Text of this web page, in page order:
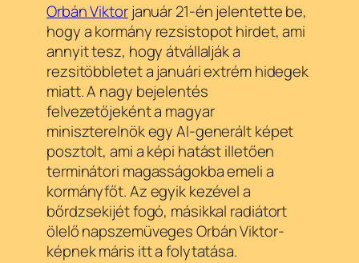
Orbán Viktorjanuár 21-én jelentette be,
hogy a kormány rezsistopot hirdet, ami
annyit tesz, hogy átvállalják a
rezsitöbbletet a januári extrém hidegek
miatt. A nagy bejelentés
felvezetőjeként a magyar
miniszterelnök egy AI-generált képet
posztolt, ami a képi hatást illetően
terminátori magasságokba emeli a
kormányfőt. Az egyik kezével a
bőrdzsekijét fogó, másikkal radiátort
ölelő napszemüveges Orbán Viktor-
képnek máris itt a folytatása.